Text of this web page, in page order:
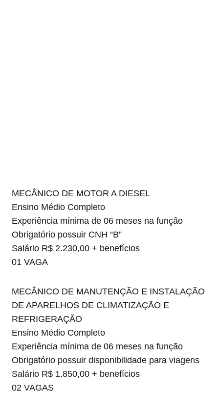
MECÂNICO DE MOTOR A DIESEL
Ensino Médio Completo
Experiência mínima de 06 meses na função
Obrigatório possuir CNH “B”
Salário R$ 2.230,00 + benefícios
01 VAGA
MECÂNICO DE MANUTENÇÃO E INSTALAÇÃO
DE APARELHOS DE CLIMATIZAÇÃO E
REFRIGERAÇÃO
Ensino Médio Completo
Experiência mínima de 06 meses na função
Obrigatório possuir disponibilidade para viagens
Salário R$ 1.850,00 + benefícios
02 VAGAS